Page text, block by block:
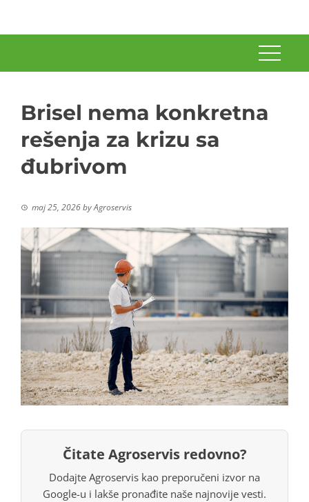
Brisel nema konkretna
rešenja za krizu sa
đubrivom
maj 25, 2026byAgroservis
Čitate Agroservis redovno?
Dodajte Agroservis kao preporučeni izvor na
Google-u i lakše pronađite naše najnovije vesti.